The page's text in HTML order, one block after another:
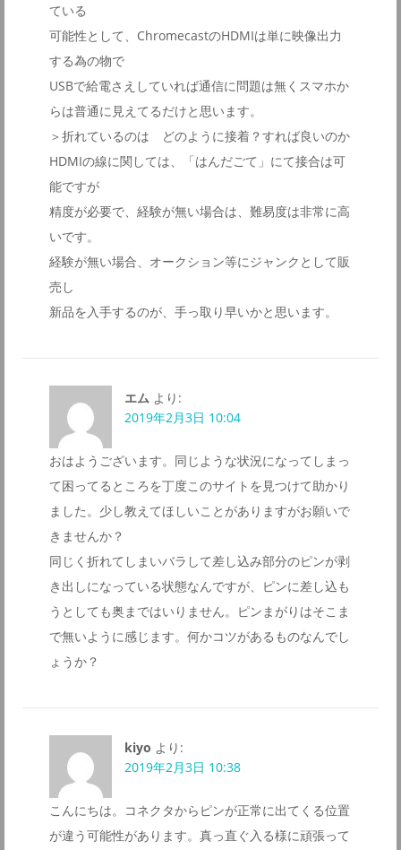
ている
可能性として、ChromecastのHDMIは単に映像出力
する為の物で
USBで給電さえしていれば通信に問題は無くスマホか
らは普通に見えてるだけと思います。
＞折れているのは どのように接着？すれば良いのか
HDMIの線に関しては、「はんだごて」にて接合は可
能ですが
精度が必要で、経験が無い場合は、難易度は非常に高
いです。
経験が無い場合、オークション等にジャンクとして販
売し
新品を入手するのが、手っ取り早いかと思います。
エム より:
2019年2月3日 10:04
おはようございます。同じような状況になってしまっ
て困ってるところを丁度このサイトを見つけて助かり
ました。少し教えてほしいことがありますがお願いで
きませんか？
同じく折れてしまいバラして差し込み部分のピンが剥
き出しになっている状態なんですが、ピンに差し込も
うとしても奥まではいりません。ピンまがりはそこま
で無いように感じます。何かコツがあるものなんでし
ょうか？
kiyo より:
2019年2月3日 10:38
こんにちは。コネクタからピンが正常に出てくる位置
が違う可能性があります。真っ直ぐ入る様に頑張って